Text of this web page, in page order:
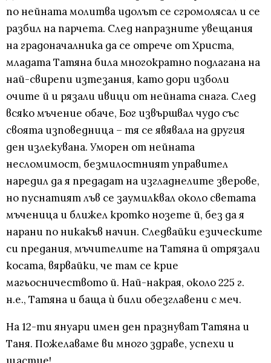
по нейната молитва идолът се сгромолясал и се
разбил на парчета. След напразните увещания
на градоначалника да се отрече от Христа,
младата Татяна била многократно подлагана на
най-свирепи изтезания, като дори изболи
очите й и рязали ивици от нейната снага. След
всяко мъчение обаче, Бог извършвал чудо със
своята изповедница – тя се явявала на другия
ден излекувана. Уморен от нейната
несломимост, безмилостният управител
наредил да я предадат на изгладнелите зверове,
но пуснатият лъв се заумилквал около светата
мъченица и ближел кротко нозете й, без да я
нарани по никакъв начин. Следвайки езическите
си предания, мъчителите на Татяна й отрязали
косата, вярвайки, че там се крие
магьосничеството й. Най-накрая, около 225 г.
н.е., Татяна и баща ѝ били обезглавени с меч.
На 12-ти януари имен ден празнуват Татяна и
Таня. Пожелаваме ви много здраве, успехи и